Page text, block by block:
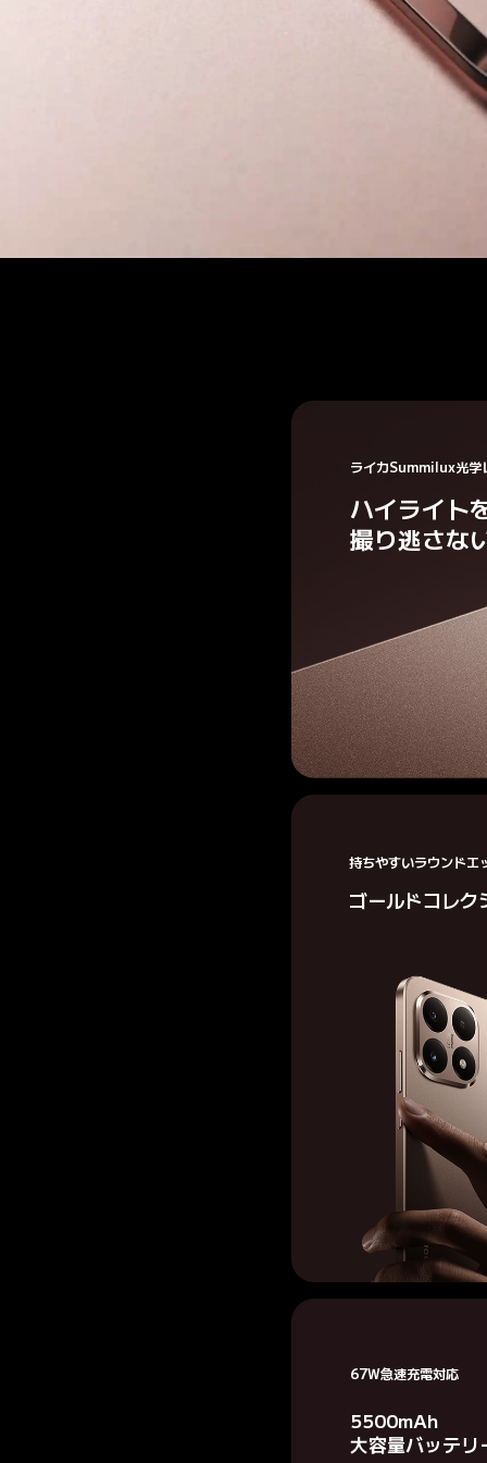
ライカSummilux光学
ハイライト
撮り逃さな
持ちやすいラウンドエ
ゴールドコレク
67W急速充電対応
5500mAh
大容量バッテリ